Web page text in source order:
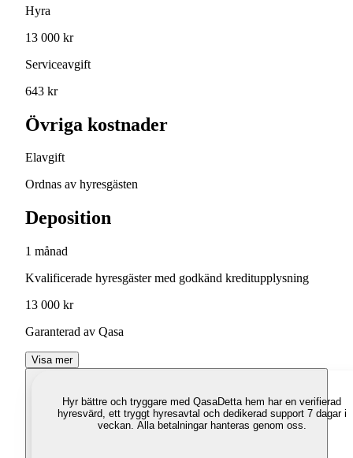
Hyra
13 000 kr
Serviceavgift
643 kr
Övriga kostnader
Elavgift
Ordnas av hyresgästen
Deposition
1 månad
Kvalificerade hyresgäster med godkänd kreditupplysning
13 000 kr
Garanterad av Qasa
Visa mer
Hyr bättre och tryggare med QasaDetta hem har en verifierad
hyresvärd, ett tryggt hyresavtal och dedikerad support 7 dagar i
veckan. Alla betalningar hanteras genom oss.